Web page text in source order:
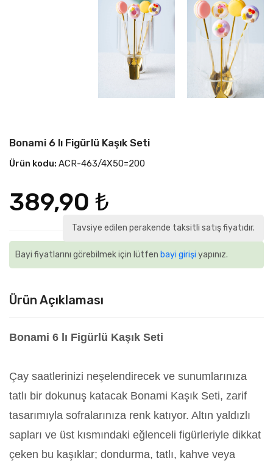
Bonami 6 lı Figürlü Kaşık Seti
Ürün kodu: ACR-463/4X50=200
389,90 ₺
Tavsiye edilen perakende taksitli satış fiyatıdır.
Bayi fiyatlarını görebilmek için lütfen bayi girişi yapınız.
Ürün Açıklaması
Bonami 6 lı Figürlü Kaşık Seti
Çay saatlerinizi neşelendirecek ve sunumlarınıza
tatlı bir dokunuş katacak Bonami Kaşık Seti, zarif
tasarımıyla sofralarınıza renk katıyor. Altın yaldızlı
sapları ve üst kısmındaki eğlenceli figürleriyle dikkat
çeken bu kaşıklar; dondurma, tatlı, kahve veya